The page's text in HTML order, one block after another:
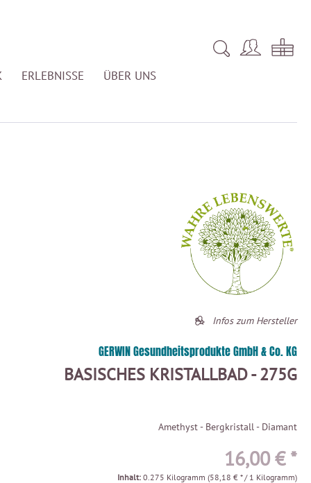
ERLEBNISSE ÜBER UNS
Infos zum Hersteller
GERWIN Gesundheitsprodukte GmbH & Co. KG
BASISCHES KRISTALLBAD - 275G
Amethyst - Bergkristall - Diamant
16,00 € *
Inhalt: 0.275 Kilogramm (58,18 € * / 1 Kilogramm)